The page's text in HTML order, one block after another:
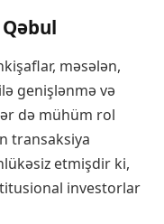
məsələn,
genişlənmə və
də mühüm rol
transaksiya
etmişdir ki,
investorlar